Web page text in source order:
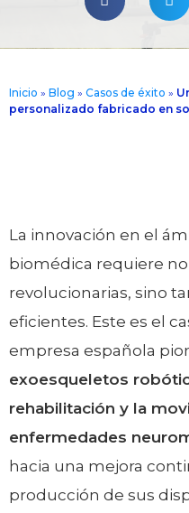
Inicio » Blog » Casos de éxito »
personalizado fabricado en
La innovación en el
biomédica requiere no
revolucionarias, sino
eficientes. Este es el
empresa española
exoesqueletos
rehabilitación y la
enfermedades
hacia una mejora
producción de sus